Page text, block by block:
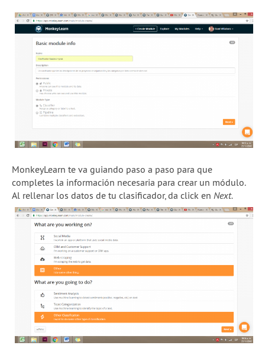
MonkeyLearn te va guiando paso a paso para que
completes la información necesaria para crear un módulo.
Al rellenar los datos de tu clasificador, da click en Next.